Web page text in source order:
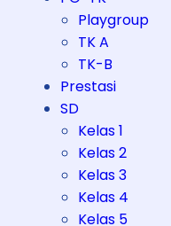
Playgroup
TK A
TK-B
Prestasi
SD
Kelas 1
Kelas 2
Kelas 3
Kelas 4
Kelas 5